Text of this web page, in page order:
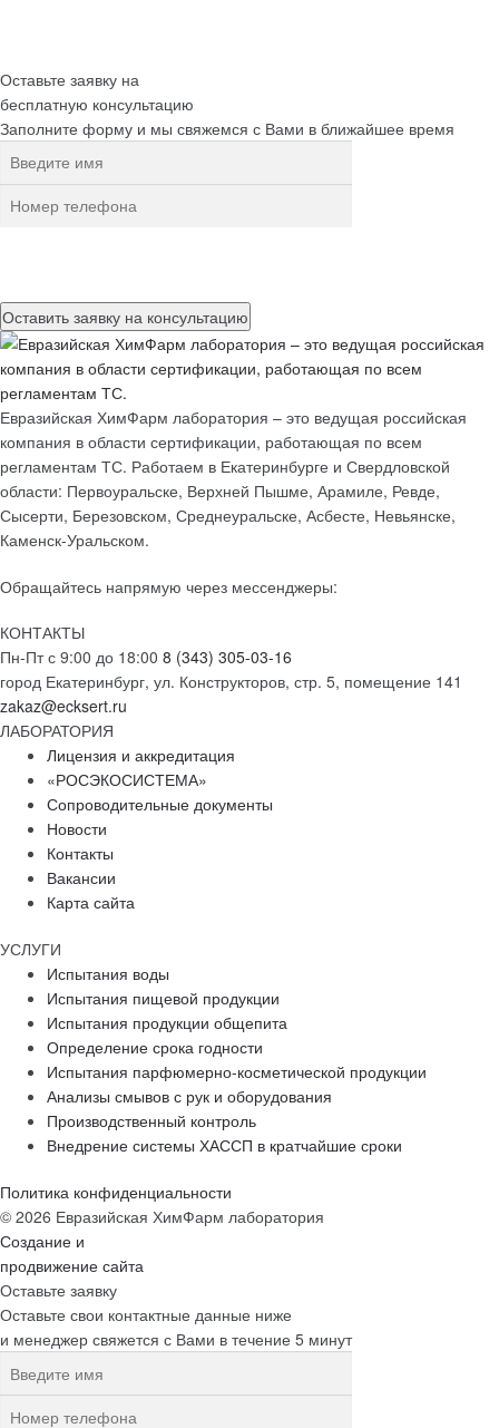
Оставьте заявку на
бесплатную консультацию
Заполните форму и мы свяжемся с Вами в ближайшее время
Евразийская ХимФарм лаборатория – это ведущая российская
компания в области сертификации, работающая по всем
регламентам ТС. Работаем в Екатеринбурге и Свердловской
области: Первоуральске, Верхней Пышме, Арамиле, Ревде,
Сысерти, Березовском, Среднеуральске, Асбесте, Невьянске,
Каменск-Уральском.
Обращайтесь напрямую через мессенджеры:
КОНТАКТЫ
Пн-Пт с 9:00 до 18:00 8 (343) 305-03-16
город Екатеринбург, ул. Конструкторов, стр. 5, помещение 141
zakaz@ecksert.ru
ЛАБОРАТОРИЯ
Лицензия и аккредитация
«РОСЭКОСИСТЕМА»
Сопроводительные документы
Новости
Контакты
Вакансии
Карта сайта
УСЛУГИ
Испытания воды
Испытания пищевой продукции
Испытания продукции общепита
Определение срока годности
Испытания парфюмерно-косметической продукции
Анализы смывов с рук и оборудования
Производственный контроль
Внедрение системы ХАССП в кратчайшие сроки
Политика конфиденциальности
© 2026 Евразийская ХимФарм лаборатория
Создание и
продвижение сайта
Оставьте заявку
Оставьте свои контактные данные ниже
и менеджер свяжется с Вами в течение 5 минут